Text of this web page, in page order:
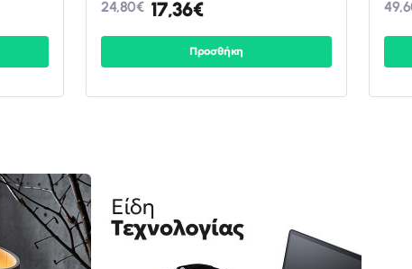
17,36€
24,80€
Προσθήκη